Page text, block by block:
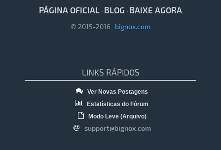
PÁGINA OFICIAL · BLOG · BAIXE AGORA
© 2015-2016 bignox.com
LINKS RÁPIDOS
Ver Novas Postagens
Estatísticas do Fórum
Modo Leve (Arquivo)
support@bignox.com